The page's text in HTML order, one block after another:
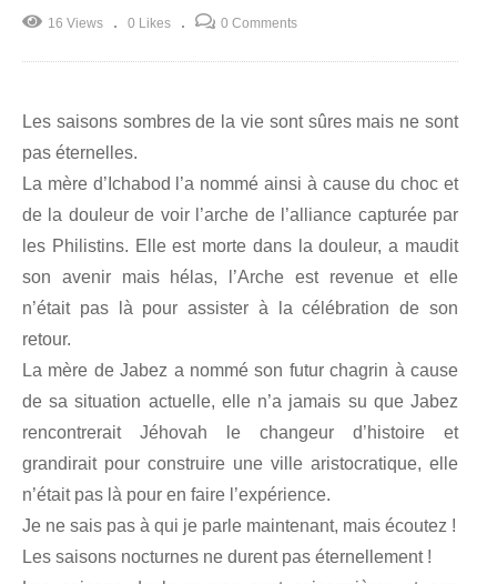
16 Views 0 Likes 0 Comments
Les saisons sombres de la vie sont sûres mais ne sont
pas éternelles.
La mère d’Ichabod l’a nommé ainsi à cause du choc et
de la douleur de voir l’arche de l’alliance capturée par
les Philistins. Elle est morte dans la douleur, a maudit
son avenir mais hélas, l’Arche est revenue et elle
n’était pas là pour assister à la célébration de son
retour.
La mère de Jabez a nommé son futur chagrin à cause
de sa situation actuelle, elle n’a jamais su que Jabez
rencontrerait Jéhovah le changeur d’histoire et
grandirait pour construire une ville aristocratique, elle
n’était pas là pour en faire l’expérience.
Je ne sais pas à qui je parle maintenant, mais écoutez !
Les saisons nocturnes ne durent pas éternellement !